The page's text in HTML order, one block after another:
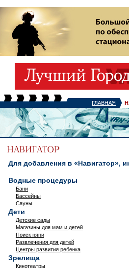
ГЛАВНАЯ
Для добавления в «Навигатор»,
Водные процедуры
Бани
Бассейны
Сауны
Дети
Детские сады
Магазины для мам и детей
Поиск няни
Развлечения для детей
Центры развития ребенка
Зрелища
Кинотеатры